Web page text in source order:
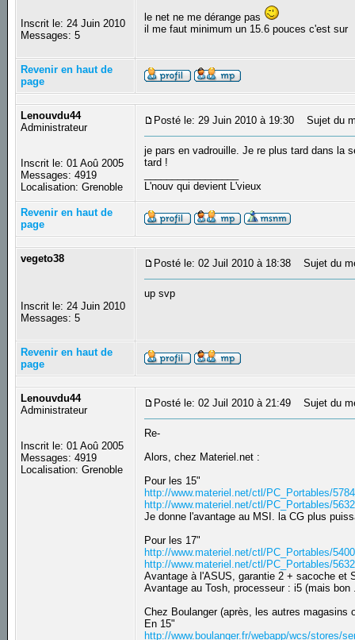
Inscrit le: 24 Juin 2010
Messages: 5
le net ne me dérange pas
il me faut minimum un 15.6 pouces c'est sur
Revenir en haut de
page
Lenouvdu44
Administrateur
Inscrit le: 01 Aoû 2005
Messages: 4919
Localisation: Grenoble
Posté le: 29 Juin 2010 à 19:30 Sujet du
je pars en vadrouille. Je re plus tard dans la
tard !
L'nouv qui devient L'vieux
Revenir en haut de
page
vegeto38
Inscrit le: 24 Juin 2010
Messages: 5
Posté le: 02 Juil 2010 à 18:38 Sujet du
up svp
Revenir en haut de
page
Lenouvdu44
Administrateur
Inscrit le: 01 Aoû 2005
Messages: 4919
Localisation: Grenoble
Posté le: 02 Juil 2010 à 21:49 Sujet du
Re-
Alors, chez Materiel.net :
Pour les 15"
http://www.materiel.net/ctl/PC_Portables/
http://www.materiel.net/ctl/PC_Portables/
Je donne l'avantage au MSI. la CG plus
Pour les 17"
http://www.materiel.net/ctl/PC_Portables/
http://www.materiel.net/ctl/PC_Portables/
Avantage à l'ASUS, garantie 2 + sacoche et
Avantage au Tosh, processeur : i5 (mais bon
Chez Boulanger (après, les autres magasins
En 15"
http://www.boulanger.fr/webapp/wcs/stores/